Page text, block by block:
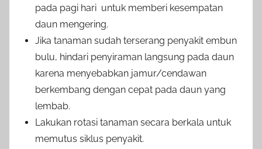
pada pagi hari untuk memberi kesempatan
daun mengering.
Jika tanaman sudah terserang penyakit embun
bulu, hindari penyiraman langsung pada daun
karena menyebabkan jamur/cendawan
berkembang dengan cepat pada daun yang
lembab.
Lakukan rotasi tanaman secara berkala untuk
memutus siklus penyakit.